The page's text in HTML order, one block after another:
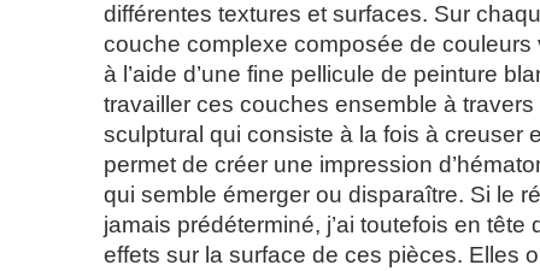
différentes textures et surfaces. Sur
couche complexe composée de couleurs
à l’aide d’une fine pellicule de peinture
travailler ces couches ensemble à
sculptural qui consiste à la fois à creuser
permet de créer une impression
qui semble émerger ou disparaître. Si le
jamais prédéterminé, j’ai toutefois en tête
effets sur la surface de ces pièces. Elles